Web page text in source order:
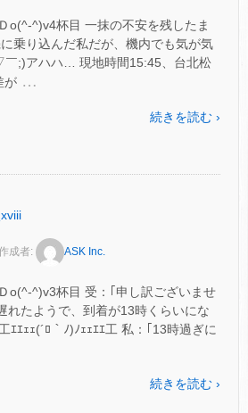
o(^-^)v4杯目 一抹の不安を残したま
乗り込んだ私だが、機内でも気が気
;)アハハ… 現地時間15:45、台北松
が …
続きを読む ›
成者: ASK Inc.
o(^-^)v3杯目 受：｢申し訳ございませ
れたようで、到着が13時くらいにな
ｴｴｪｪ(´ﾛ｀ﾉ)ﾉｪｪｴｴ工 私：｢13時過ぎに
続きを読む ›